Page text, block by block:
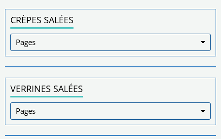
CRÈPES SALÉES
VERRINES SALÉES